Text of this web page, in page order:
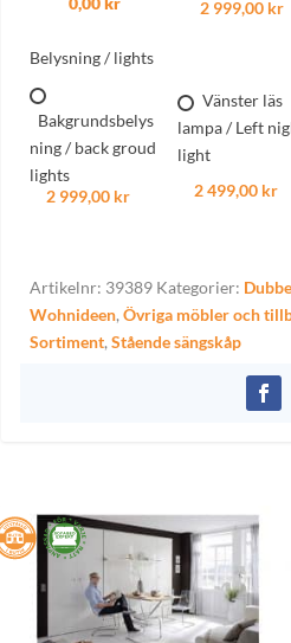
2 999,00 kr
Belysning / lights
Bakgrundsbelys
ning / back groud
lights
2 999,00 kr
Vänster läs
lampa / Left
light
2 499,00 kr
Artikelnr: 39389 Kategorier:
Wohnideen,Övriga möbler och
Sortiment,Stående sängskåp